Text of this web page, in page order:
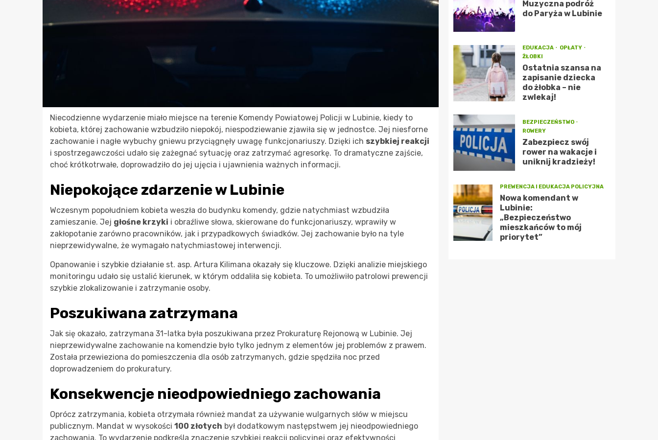
Niecodzienne wydarzenie miało miejsce na terenie Komendy Powiatowej Policji w Lubinie, kiedy to
kobieta, której zachowanie wzbudziło niepokój, niespodziewanie zjawiła się w jednostce. Jej niesforne
zachowanie i nagłe wybuchy gniewu przyciągnęły uwagę funkcjonariuszy. Dzięki ich szybkiej reakcji
i spostrzegawczości udało się zażegnać sytuację oraz zatrzymać agresorkę. To dramatyczne zajście,
choć krótkotrwałe, doprowadziło do jej ujęcia i ujawnienia ważnych informacji.
Niepokojące zdarzenie w Lubinie
Wczesnym popołudniem kobieta weszła do budynku komendy, gdzie natychmiast wzbudziła
zamieszanie. Jej głośne krzyki i obraźliwe słowa, skierowane do funkcjonariuszy, wprawiły w
zakłopotanie zarówno pracowników, jak i przypadkowych świadków. Jej zachowanie było na tyle
nieprzewidywalne, że wymagało natychmiastowej interwencji.
Opanowanie i szybkie działanie st. asp. Artura Kilimana okazały się kluczowe. Dzięki analizie miejskiego
monitoringu udało się ustalić kierunek, w którym oddaliła się kobieta. To umożliwiło patrolowi prewencji
szybkie zlokalizowanie i zatrzymanie osoby.
Poszukiwana zatrzymana
Jak się okazało, zatrzymana 31-latka była poszukiwana przez Prokuraturę Rejonową w Lubinie. Jej
nieprzewidywalne zachowanie na komendzie było tylko jednym z elementów jej problemów z prawem.
Została przewieziona do pomieszczenia dla osób zatrzymanych, gdzie spędziła noc przed
doprowadzeniem do prokuratury.
Konsekwencje nieodpowiedniego zachowania
Oprócz zatrzymania, kobieta otrzymała również mandat za używanie wulgarnych słów w miejscu
publicznym. Mandat w wysokości 100 złotych był dodatkowym następstwem jej nieodpowiedniego
zachowania. To wydarzenie podkreśla znaczenie szybkiej reakcji policyjnej oraz efektywności
Muzyczna podróż
do Paryża w Lubinie
EDUKACJA
OPŁATY
ŻŁOBKI
Ostatnia szansa na
zapisanie dziecka
do żłobka – nie
zwlekaj!
BEZPIECZEŃSTWO
ROWERY
Zabezpiecz swój
rower na wakacje i
uniknij kradzieży!
PREWENCJA I EDUKACJA POLICYJNA
Nowa komendant w
Lubinie:
„Bezpieczeństwo
mieszkańców to mój
priorytet”